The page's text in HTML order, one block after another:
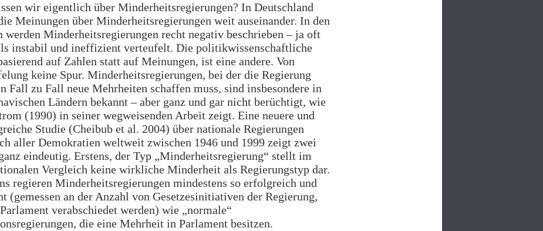
wir eigentlich über Minderheitsregierungen? In Deutschland
Meinungen über Minderheitsregierungen weit auseinander. In den
werden Minderheitsregierungen recht negativ beschrieben – ja oft
instabil und ineffizient verteufelt. Die politikwissenschaftliche
auf Zahlen statt auf Meinungen, ist eine andere. Von
keine Spur. Minderheitsregierungen, bei der die Regierung
Fall zu Fall neue Mehrheiten schaffen muss, sind insbesondere in
Ländern bekannt – aber ganz und gar nicht berüchtigt, wie
(1990) in seiner wegweisenden Arbeit zeigt. Eine neuere und
Studie (Cheibub et al. 2004) über nationale Regierungen
aller Demokratien weltweit zwischen 1946 und 1999 zeigt zwei
eindeutig. Erstens, der Typ „Minderheitsregierung“ stellt im
Vergleich keine wirkliche Minderheit als Regierungstyp dar.
regieren Minderheitsregierungen mindestens so erfolgreich und
(gemessen an der Anzahl von Gesetzesinitiativen der Regierung,
verabschiedet werden) wie „normale“
die eine Mehrheit in Parlament besitzen.